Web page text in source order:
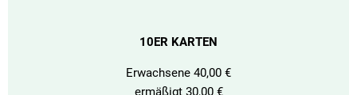
10ER KARTEN
Erwachsene 40,00 €
ermäßigt 30,00 €